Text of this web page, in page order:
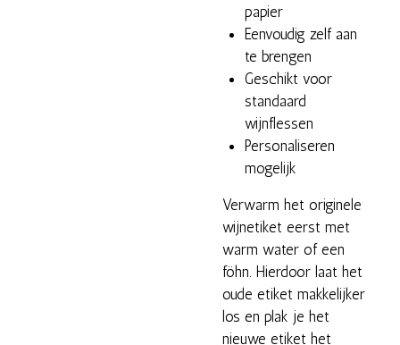
papier
Eenvoudig zelf aan
te brengen
Geschikt voor
standaard
wijnflessen
Personaliseren
mogelijk
Verwarm het originele
wijnetiket eerst met
warm water of een
föhn. Hierdoor laat het
oude etiket makkelijker
los en plak je het
nieuwe etiket het